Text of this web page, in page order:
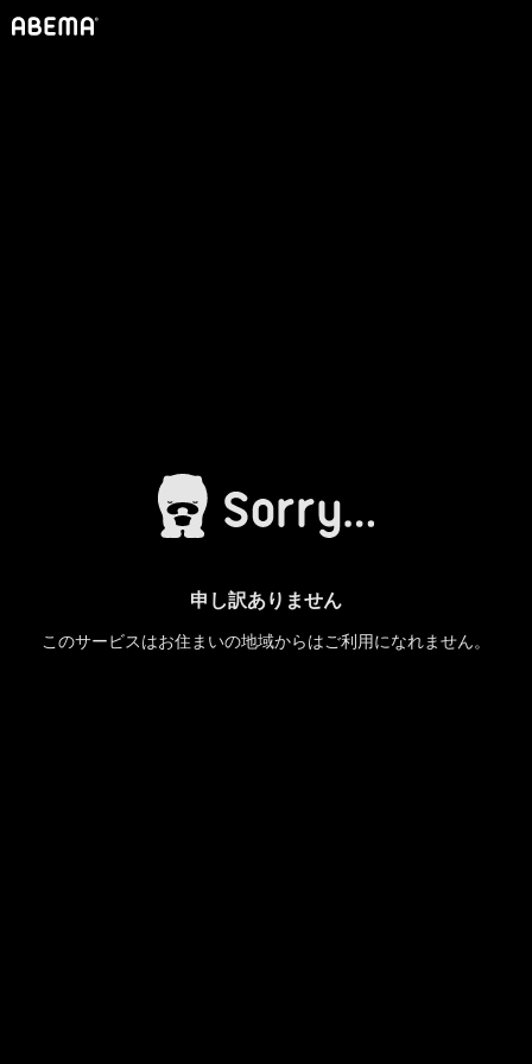
申し訳ありません
このサービスはお住まいの地域からはご利用になれません。